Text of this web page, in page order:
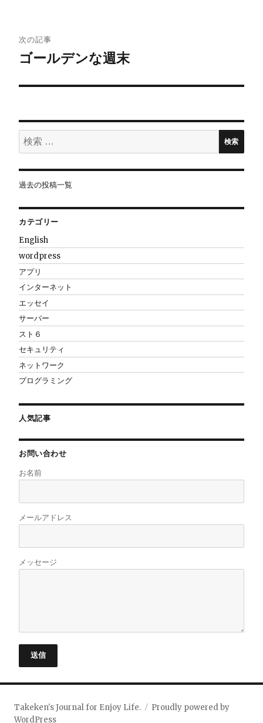
ビ
ゲ
ー
ョ
ン
次の記事
ゴールデンな週末
検
索:
検索
過去の投稿一覧
カテゴリー
English
wordpress
アプリ
インターネット
エッセイ
サーバー
スト６
セキュリティ
ネットワーク
プログラミング
人気記事
お問い合わせ
お名前
メールアドレス
メッセージ
送信
Takeken's Journal for Enjoy Life.
Proudly powered by
WordPress